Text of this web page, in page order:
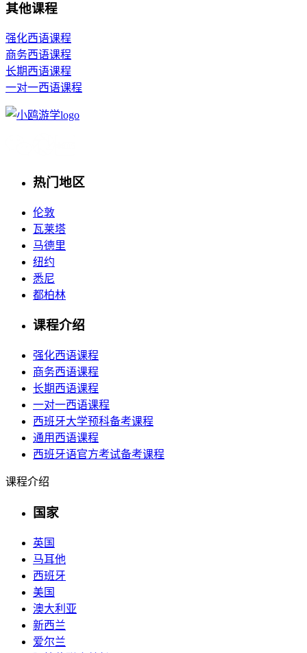
其他课程
强化西语课程
商务西语课程
长期西语课程
一对一西语课程
热门地区
伦敦
瓦莱塔
马德里
纽约
悉尼
都柏林
课程介绍
强化西语课程
商务西语课程
长期西语课程
一对一西语课程
西班牙大学预科备考课程
通用西语课程
西班牙语官方考试备考课程
课程介绍
国家
英国
马耳他
西班牙
美国
澳大利亚
新西兰
爱尔兰